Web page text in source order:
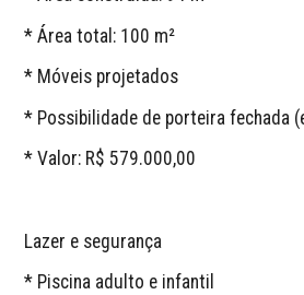
* Área total: 100 m²
* Móveis projetados
* Possibilidade de porteira fechada
* Valor: R$ 579.000,00
Lazer e segurança
* Piscina adulto e infantil